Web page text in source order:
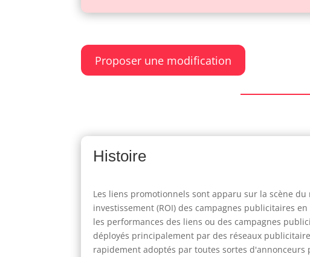
Proposer une modification
Histoire
Les liens promotionnels sont apparu sur la scène
investissement (ROI) des campagnes publicitaires
les performances des liens ou des campagnes
déployés principalement par des réseaux
rapidement adoptés par toutes sortes